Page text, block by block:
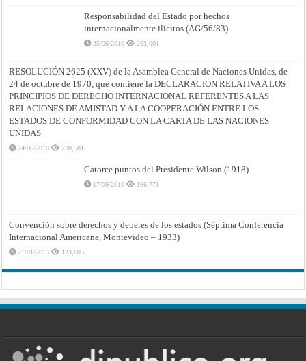
Responsabilidad del Estado por hechos
internacionalmente ilícitos (AG/56/83)
25/06/2010 263,001
RESOLUCIÓN 2625 (XXV) de la Asamblea General de Naciones Unidas, de
24 de octubre de 1970, que contiene la DECLARACIÓN RELATIVA A LOS
PRINCIPIOS DE DERECHO INTERNACIONAL REFERENTES A LAS
RELACIONES DE AMISTAD Y A LA COOPERACIÓN ENTRE LOS
ESTADOS DE CONFORMIDAD CON LA CARTA DE LAS NACIONES
UNIDAS
24/06/2010 238,581
Catorce puntos del Presidente Wilson (1918)
17/06/2010 166,771
Convención sobre derechos y deberes de los estados (Séptima Conferencia
Internacional Americana, Montevideo – 1933)
21/01/2013 123,603